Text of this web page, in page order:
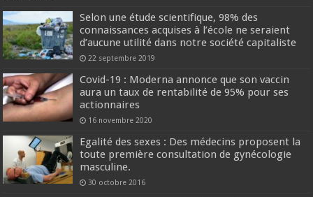
Selon une étude scientifique, 98% des
connaissances acquises à l’école ne seraient
d’aucune utilité dans notre société capitaliste
22 septembre 2019
Covid-19 : Moderna annonce que son vaccin
aura un taux de rentabilité de 95% pour ses
actionnaires
16 novembre 2020
Egalité des sexes : Des médecins proposent la
toute première consultation de gynécologie
masculine.
30 octobre 2016